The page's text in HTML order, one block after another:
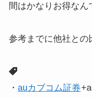
間はかなりお得なん
参考までに他社との
・ auカブコム証券